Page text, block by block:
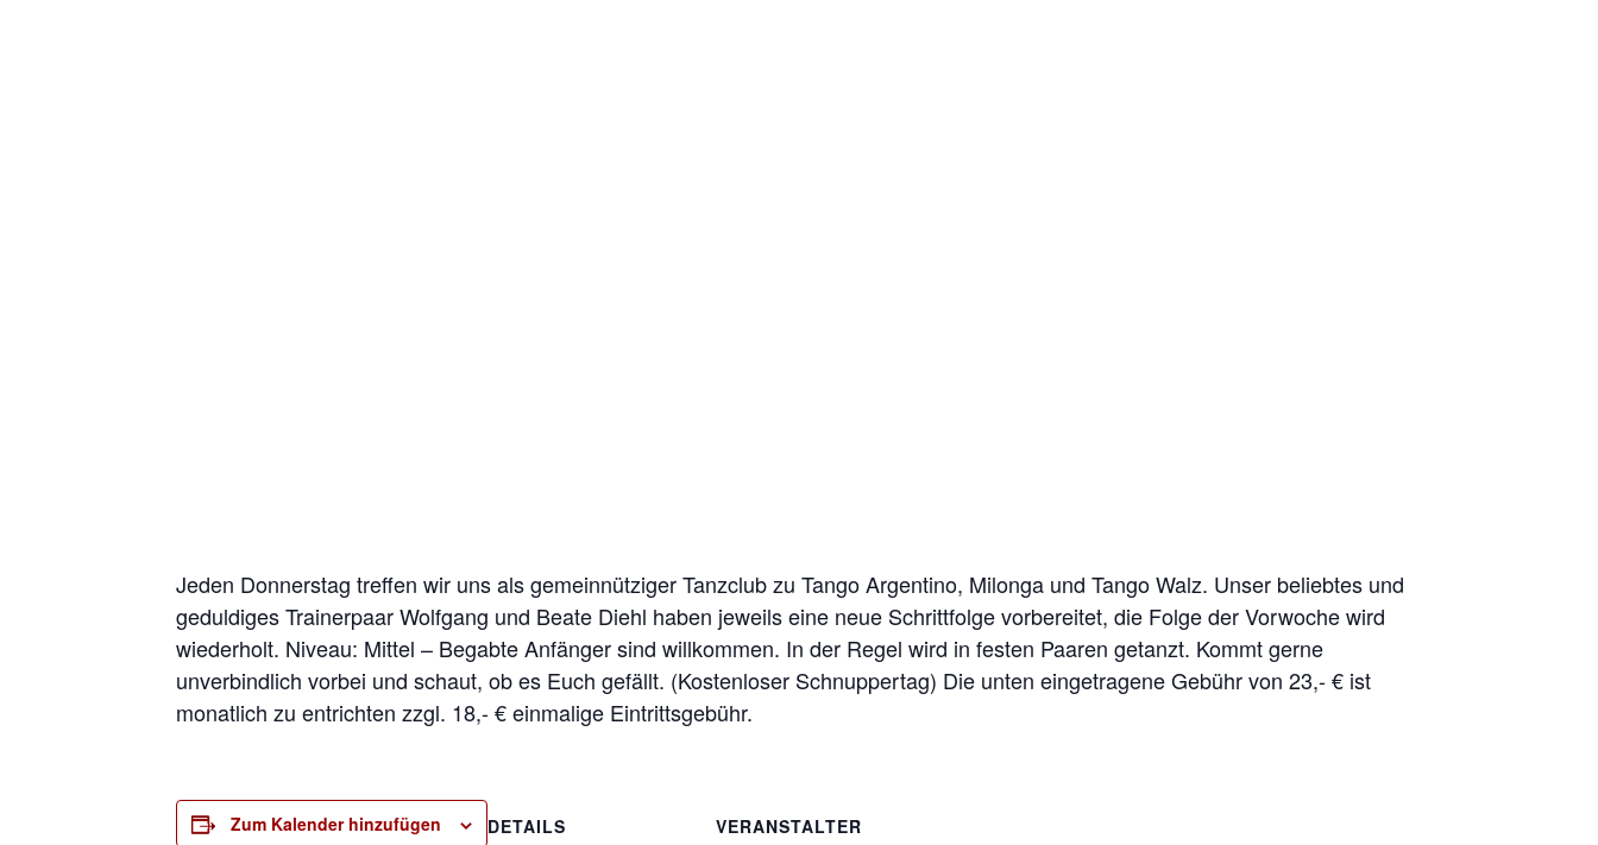
Jeden Donnerstag treffen wir uns als gemeinnütziger Tanzclub zu Tango Argentino, Milonga und Tango Walz. Unser beliebtes und
geduldiges Trainerpaar Wolfgang und Beate Diehl haben jeweils eine neue Schrittfolge vorbereitet, die Folge der Vorwoche wird
wiederholt. Niveau: Mittel – Begabte Anfänger sind willkommen. In der Regel wird in festen Paaren getanzt. Kommt gerne
unverbindlich vorbei und schaut, ob es Euch gefällt. (Kostenloser Schnuppertag) Die unten eingetragene Gebühr von 23,- € ist
monatlich zu entrichten zzgl. 18,- € einmalige Eintrittsgebühr.
Zum Kalender hinzufügen
DETAILS
VERANSTALTER